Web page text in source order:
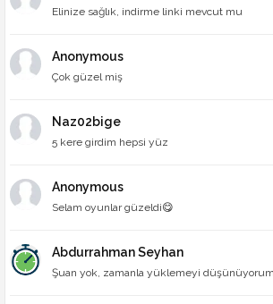
Elinize sağlık, indirme linki mevcut mu
Anonymous
Çok güzel miş
Naz02bige
5 kere girdim hepsi yüz
Anonymous
Selam oyunlar güzeldi😋
Abdurrahman Seyhan
Şuan yok, zamanla yüklemeyi düşünüyorum